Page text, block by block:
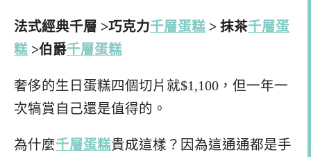
法式經典千層 >巧克力千層蛋糕 > 抹茶千層蛋
糕 >伯爵千層蛋糕
奢侈的生日蛋糕四個切片就$1,100，但一年一
次犒賞自己還是值得的。
為什麼千層蛋糕貴成這樣？因為這通通都是手